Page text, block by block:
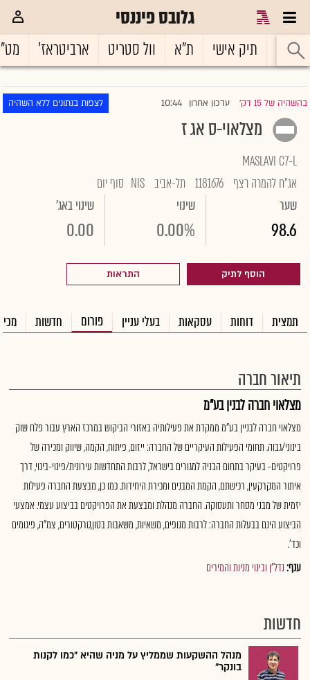
גלובס פיננסי
ראשי תיק אישי ת"א וול סטריט ארביטראז'
בהשהיה של 15 דק' |עדכון אחרון 10:44 לצפות בנתונים ללא השהיה
מצלאוי-ס אג ז
MASLAVI C7-L
אג"ח להמרה רצף 1181676 תל-אביב NIS סוף יום
שער
98.6
שינוי
0.00%
שינוי באג'
0.00
הוסף לתיק התראות
תמצית דוחות עסקאות בעלי עניין פורום חדשות
תיאור חברה
מצלאוי חברה לבנין בע"מ
מצלאוי חברה לבניין בע"מ ממקדת את פעילותיה באזורי הביקוש במרכז הארץ עבור פלח שוק
בינוני/גבוה. תחומי הפעילות העיקריים של החברה: ייזום, פיתוח, הקמה, שיווק ומכירה של
פרויקטים- בעיקר בתחום הבניה למגורים בישראל, לרבות התחדשות עירונית/פינוי-בינוי, דרך
איתור המקרקעין, רכישתם, הקמת המבנים ומכירת היחידות. כמו כן, מבצעת החברה פעילות
יזמית של מבני מסחר ותעסוקה. החברה מנהלת ומבצעת את הפרויקטים בביצוע עצמי. אמצעי
הביצוע הינם בבעלות החברה: לרבות מנופים, משאיות, משאבות בטון,טרקטורים, צמ"ה, פיגומים
וכד'.
ענף:נדל"ן ובינוי מניות והמירים
חדשות
מנהל ההשקעות שממליץ על מניה שהיא "כמו לקנות
בונקר"